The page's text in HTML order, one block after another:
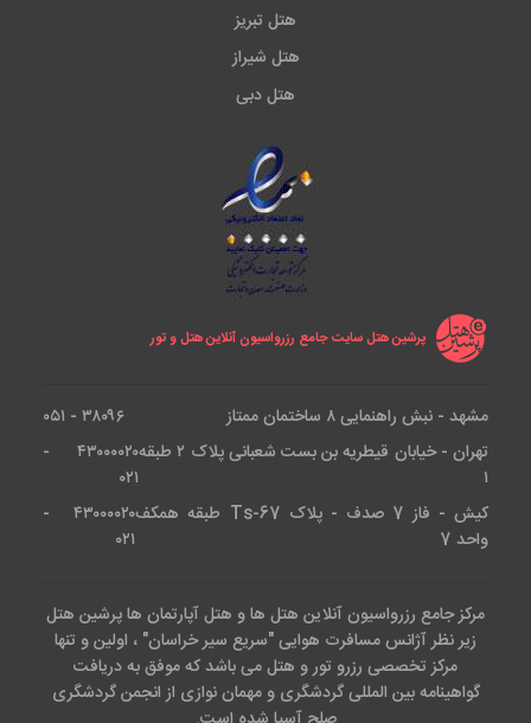
هتل تبریز
هتل شیراز
هتل دبی
پرشین هتل سایت جامع رزرواسیون آنلاین هتل و تور
مشهد - نبش راهنمایی ۸ ساختمان ممتاز
۳۸۰۹۶ - ۰۵۱
تهران - خیابان قیطریه بن بست شعبانی پلاک ۲ طبقه
۱
۴۳۰۰۰۰۲۰ -
۰۲۱
کیش - فاز 7 صدف - پلاک Ts-67 طبقه همکف
واحد 7
۴۳۰۰۰۰۲۰ -
۰۲۱
مرکز جامع رزرواسیون آنلاین هتل ها و هتل آپارتمان ها پرشین هتل
زیر نظر آژانس مسافرت هوایی "سریع سیر خراسان" ، اولین و تنها
مرکز تخصصی رزرو تور و هتل می باشد که موفق به دریافت
گواهینامه بین المللی گردشگری و مهمان نوازی از انجمن گردشگری